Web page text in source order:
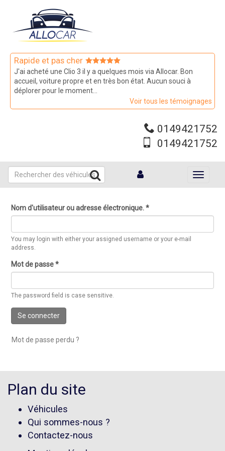
principal
Rapide et pas cher
J'ai acheté une Clio 3 il y a quelques mois via Allocar. Bon
accueil, voiture propre et en très bon état. Aucun souci à
déplorer pour le moment...
Voir tous les témoignages
0149421752
0149421752
Toggle
Nom d'utilisateur ou adresse électronique.*
You may login with either your assigned username or your e-mail
address.
Mot de passe*
The password field is case sensitive.
Se connecter
Mot de passe perdu ?
Plan du site
Véhicules
Qui sommes-nous ?
Contactez-nous